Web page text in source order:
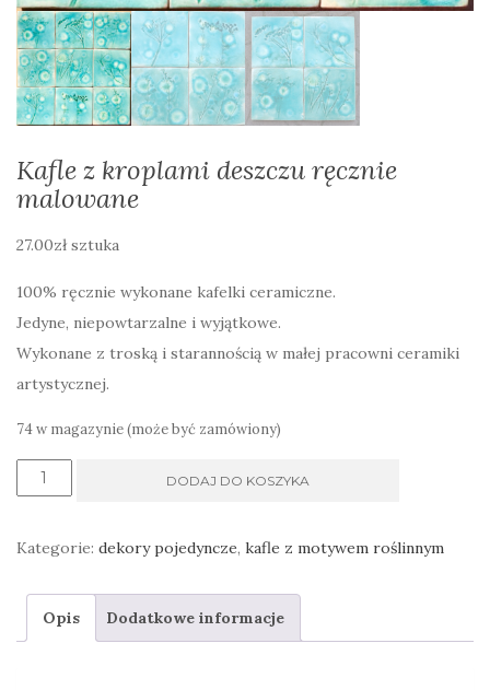
Kafle z kroplami deszczu ręcznie
malowane
27.00zł sztuka
100% ręcznie wykonane kafelki ceramiczne.
Jedyne, niepowtarzalne i wyjątkowe.
Wykonane z troską i starannością w małej pracowni ceramiki
artystycznej.
74 w magazynie (może być zamówiony)
ilość
deszczu
ręcznie
DODAJ DO KOSZYKA
Kategorie: dekory pojedyncze, kafle z motywem roślinnym
Opis Dodatkowe informacje